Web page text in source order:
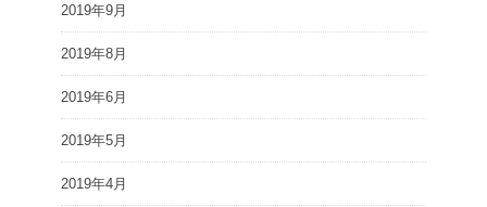
2019年9月
2019年8月
2019年6月
2019年5月
2019年4月